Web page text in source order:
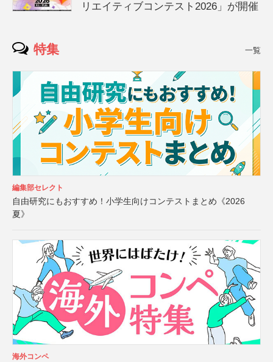
リエイティブコンテスト2026」が開催
特集 一覧
編集部セレクト
自由研究にもおすすめ！小学生向けコンテストまとめ《2026
夏》
海外コンペ